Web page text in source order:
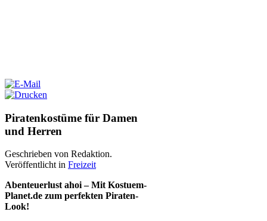
Piratenkostüme für Damen
und Herren
Geschrieben von Redaktion.
Veröffentlicht in Freizeit
Abenteuerlust ahoi – Mit Kostuem-
Planet.de zum perfekten Piraten-
Look!